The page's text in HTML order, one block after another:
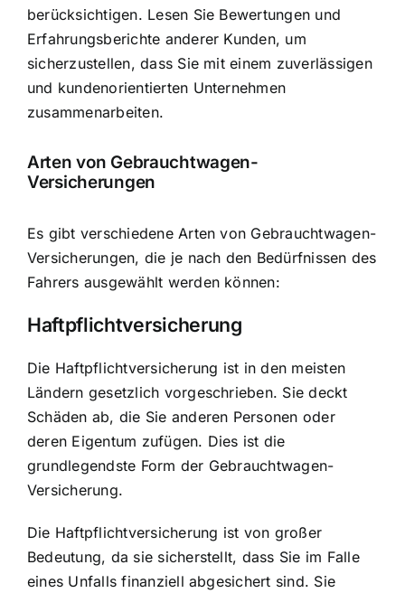
berücksichtigen. Lesen Sie Bewertungen und
Erfahrungsberichte anderer Kunden, um
sicherzustellen, dass Sie mit einem zuverlässigen
und kundenorientierten Unternehmen
zusammenarbeiten.
Arten von Gebrauchtwagen-
Versicherungen
Es gibt verschiedene Arten von Gebrauchtwagen-
Versicherungen, die je nach den Bedürfnissen des
Fahrers ausgewählt werden können:
Haftpflichtversicherung
Die Haftpflichtversicherung ist in den meisten
Ländern gesetzlich vorgeschrieben. Sie deckt
Schäden ab, die Sie anderen Personen oder
deren Eigentum zufügen. Dies ist die
grundlegendste Form der Gebrauchtwagen-
Versicherung.
Die Haftpflichtversicherung ist von großer
Bedeutung, da sie sicherstellt, dass Sie im Falle
eines Unfalls finanziell abgesichert sind. Sie